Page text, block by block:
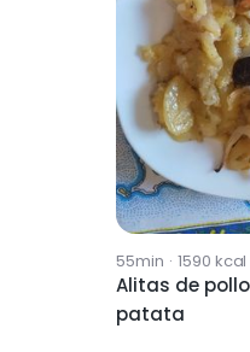
55min · 1590 kcal
Alitas de
patata